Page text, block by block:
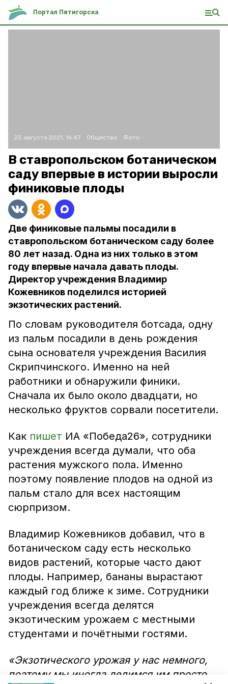
Портал Пятигорска
25 августа 2021, 16:47 Общество Фото:
В ставропольском ботаническом
саду впервые в истории выросли
финиковые плоды
Две финиковые пальмы посадили в
ставропольском ботаническом саду более
80 лет назад. Одна из них только в этом
году впервые начала давать плоды.
Директор учреждения Владимир
Кожевников поделился историей
экзотических растений.
По словам руководителя ботсада, одну
из пальм посадили в день рождения
сына основателя учреждения Василия
Скрипчинского. Именно на ней
работники и обнаружили финики.
Сначала их было около двадцати, но
несколько фруктов сорвали посетители.
Как пишет ИА «Победа26», сотрудники
учреждения всегда думали, что оба
растения мужского пола. Именно
поэтому появление плодов на одной из
пальм стало для всех настоящим
сюрпризом.
Владимир Кожевников добавил, что в
ботаническом саду есть несколько
видов растений, которые часто дают
плоды. Например, бананы вырастают
каждый год ближе к зиме. Сотрудники
учреждения всегда делятся
экзотическим урожаем с местными
студентами и почётными гостями.
«Экзотического урожая у нас немного,
поэтому мы иногда делимся им просто